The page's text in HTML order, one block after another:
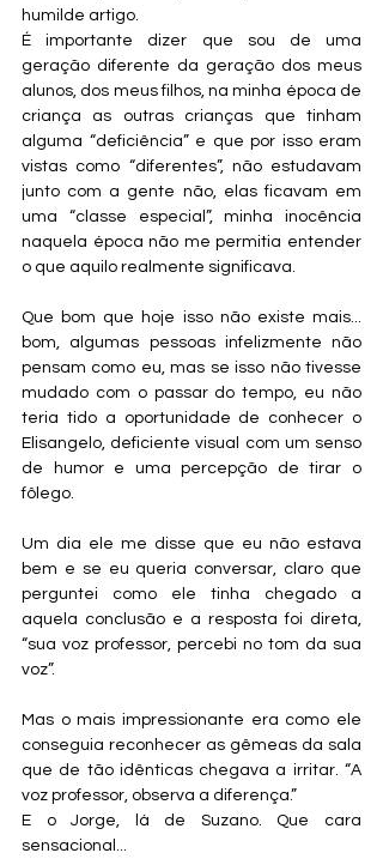
humilde artigo.
É importante dizer que sou de uma
geração diferente da geração dos meus
alunos, dos meus filhos, na minha época de
criança as outras crianças que tinham
alguma “deficiência” e que por isso eram
vistas como “diferentes”, não estudavam
junto com a gente não, elas ficavam em
uma “classe especial”, minha inocência
naquela época não me permitia entender
o que aquilo realmente significava.
Que bom que hoje isso não existe mais...
bom, algumas pessoas infelizmente não
pensam como eu, mas se isso não tivesse
mudado com o passar do tempo, eu não
teria tido a oportunidade de conhecer o
Elisangelo, deficiente visual com um senso
de humor e uma percepção de tirar o
fôlego.
Um dia ele me disse que eu não estava
bem e se eu queria conversar, claro que
perguntei como ele tinha chegado a
aquela conclusão e a resposta foi direta,
“sua voz professor, percebi no tom da sua
voz”.
Mas o mais impressionante era como ele
conseguia reconhecer as gêmeas da sala
que de tão idênticas chegava a irritar. “A
voz professor, observa a diferença.”
E o Jorge, lá de Suzano. Que cara
sensacional...